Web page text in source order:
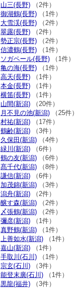
山三(長野) （2件）
御湖鶴(長野) （1件）
大雪渓(長野) （2件）
翠露(長野) （2件）
勢正宗(長野) （2件）
信濃鶴(長野) （1件）
ソガペール(長野) （1件）
亀の海(長野) （1件）
高天(長野) （1件）
本金(長野) （1件）
横笛(長野) （1件）
山間(新潟) （20件）
月不見の池(新潟) （25件）
村祐(新潟) （17件）
鶴齢(新潟) （3件）
久保田(新潟) （4件）
緑川(新潟) （6件）
鶴の友(新潟) （6件）
髙千代(新潟) （8件）
謙信(新潟) （6件）
加茂錦(新潟) （3件）
潟舟(新潟) （2件）
醸す森(新潟) （2件）
〆張鶴(新潟) （2件）
彌彦(新潟) （1件）
真野鶴(新潟) （1件）
上善如水(新潟) （1件）
嘉山(新潟) （1件）
手取川(石川) （1件）
宗玄(石川) （3件）
能登末廣(石川) （1件）
黒龍(福井) （3件）